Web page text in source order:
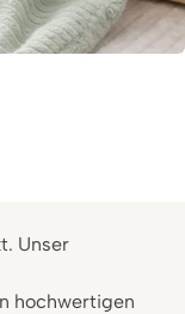
Unser
hochwertigen